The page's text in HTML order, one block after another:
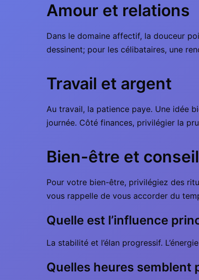
Amour et relations
Dans le domaine affectif, la douceur
dessinent; pour les célibataires, une
Travail et argent
Au travail, la patience paye. Une idée
journée. Côté finances, privilégier la
Bien-être et
Pour votre bien-être, privilégiez des
vous rappelle de vous accorder du
Quelle est l’influence
La stabilité et l’élan progressif.
Quelles heures semblent